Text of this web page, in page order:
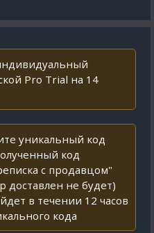
Pro Trial на 14
уникальный код
код
с продавцом"
доставлен не будет)
в течении 12 часов
кода